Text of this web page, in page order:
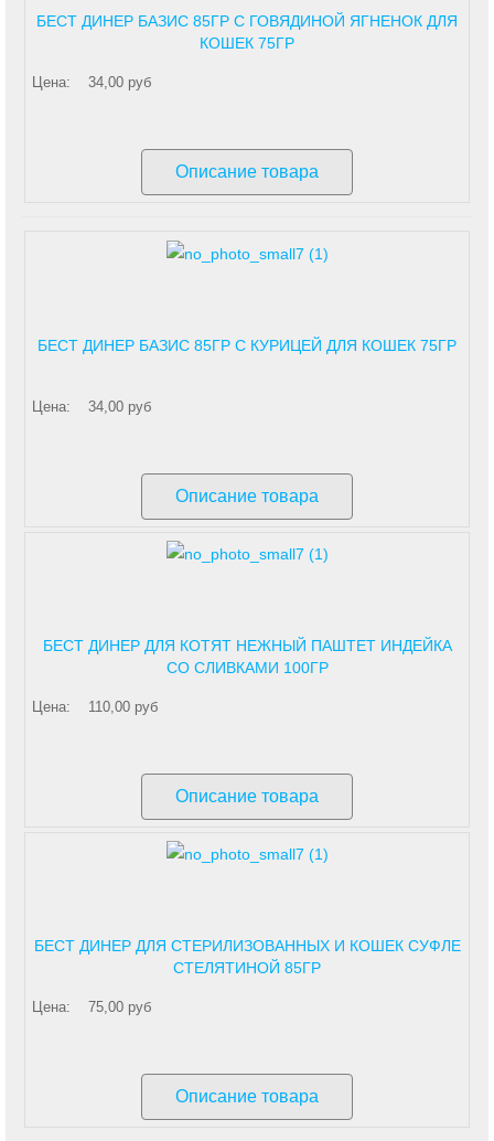
БЕСТ ДИНЕР БАЗИС 85ГР С ГОВЯДИНОЙ ЯГНЕНОК ДЛЯ
КОШЕК 75ГР
Цена: 34,00 руб
Описание товара
БЕСТ ДИНЕР БАЗИС 85ГР С КУРИЦЕЙ ДЛЯ КОШЕК 75ГР
Цена: 34,00 руб
Описание товара
БЕСТ ДИНЕР ДЛЯ КОТЯТ НЕЖНЫЙ ПАШТЕТ ИНДЕЙКА
СО СЛИВКАМИ 100ГР
Цена: 110,00 руб
Описание товара
БЕСТ ДИНЕР ДЛЯ СТЕРИЛИЗОВАННЫХ И КОШЕК СУФЛЕ
СТЕЛЯТИНОЙ 85ГР
Цена: 75,00 руб
Описание товара